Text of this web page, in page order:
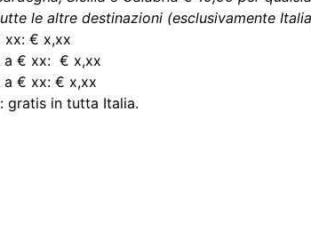
le altre destinazioni (esclusivamente
xx: € x,xx
a € xx: € x,xx
€ xx: € x,xx
gratis in tutta Italia.